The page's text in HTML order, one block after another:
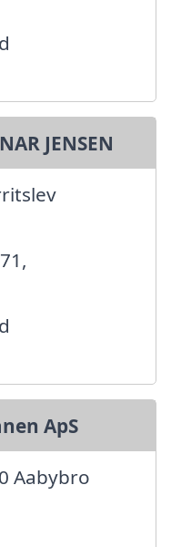
JENSEN
ApS
Aabybro